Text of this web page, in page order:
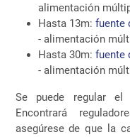
alimentación
Hasta 13m: fuente
- alimentación
Hasta 30m: fuente
- alimentación
Se puede regular el
Encontrará
asegúrese de que la